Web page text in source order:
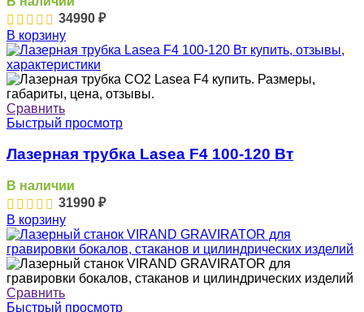
34990 ₽
В корзину
Сравнить
Быстрый просмотр
Лазерная трубка Lasea F4 100-120 Вт
В наличии
31990 ₽
В корзину
Сравнить
Быстрый просмотр